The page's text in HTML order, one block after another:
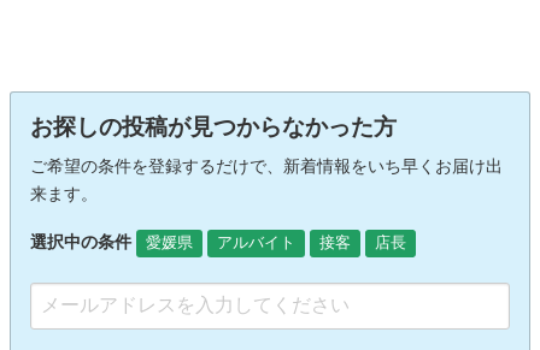
お探しの投稿が見つからなかった方
ご希望の条件を登録するだけで、新着情報をいち早くお届け出
来ます。
選択中の条件 愛媛県 アルバイト 接客 店長